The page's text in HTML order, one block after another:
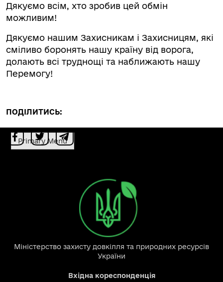
Дякуємо всім, хто зробив цей обмін
можливим!
Дякуємо нашим Захисникам і Захисницям, які
сміливо боронять нашу країну від ворога,
долають всі труднощі та наближають нашу
Перемогу!
ПОДІЛИТИСЬ:
Primary Menu
Міністерство захисту довкілля та природних ресурсів
України
Вхідна кореспонденція